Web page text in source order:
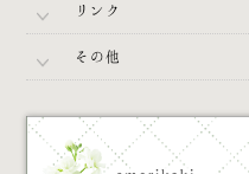
リンク
その他